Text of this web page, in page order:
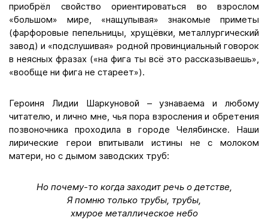
приобрёл свойство ориентироваться во взрослом
«большом» мире, «нащупывая» знакомые приметы
(фарфоровые пепельницы, хрущёвки, металлургический
завод) и «подслушивая» родной провинциальный говорок
в неясных фразах («на фига ты всё это рассказываешь»,
«вообще ни фига не стареет»).
Героиня Лидии Шаркуновой – узнаваема и любому
читателю, и лично мне, чья пора взросления и обретения
позвоночника проходила в городе Челябинске. Наши
лирические герои впитывали истины не с молоком
матери, но с дымом заводских труб:
Но почему-то когда заходит речь о детстве,
Я помню только трубы, трубы,
хмурое металлическое небо